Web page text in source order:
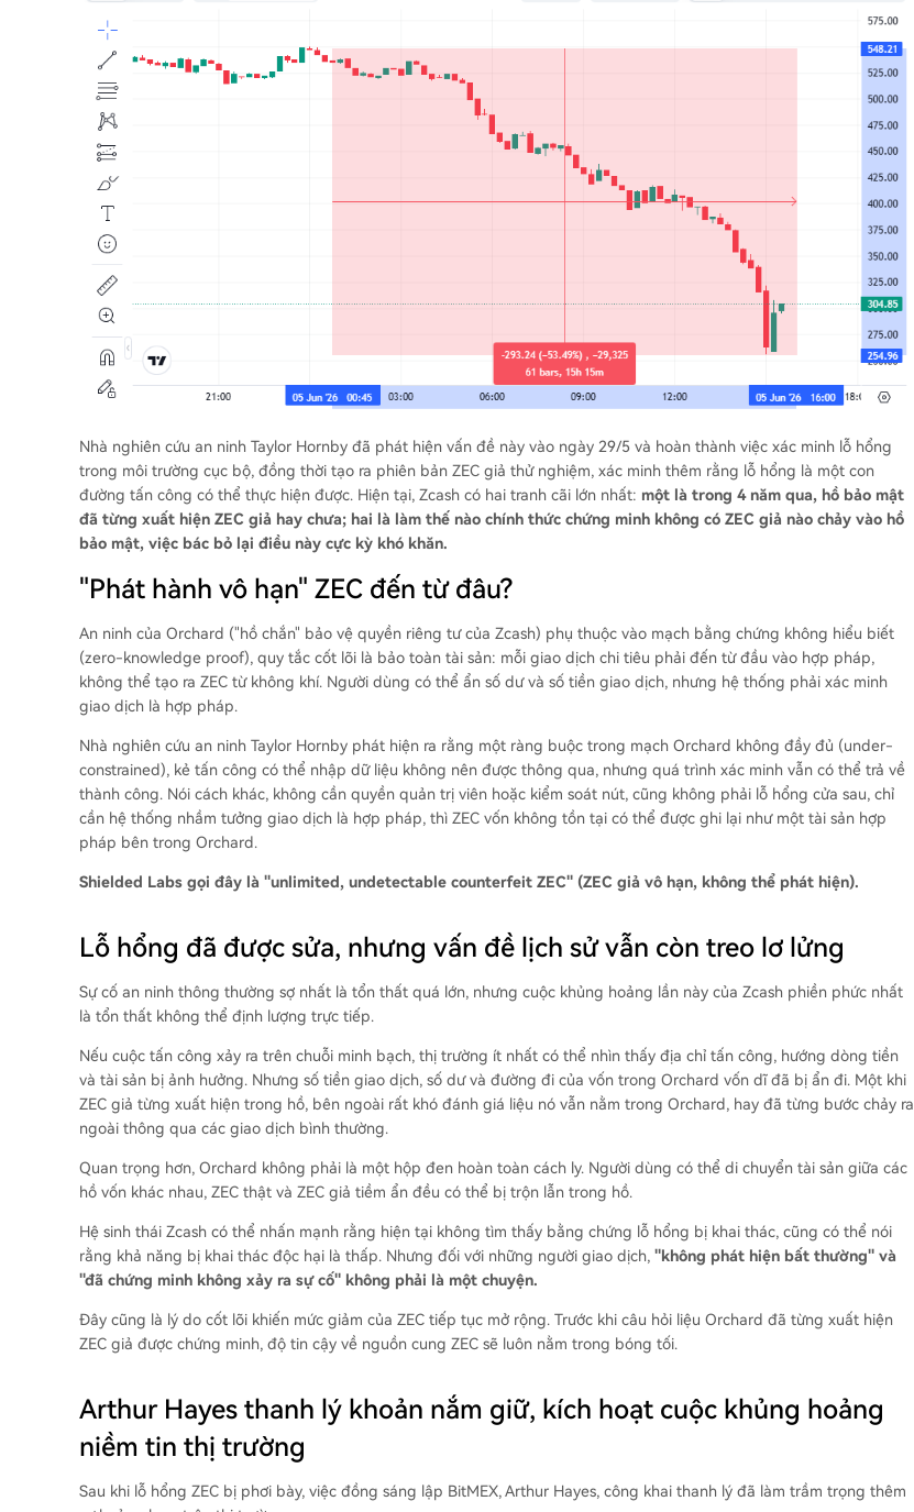
Nhà nghiên cứu an ninh Taylor Hornby đã phát hiện vấn đề này vào ngày 29/5 và hoàn thành việc xác minh lỗ hổng
trong môi trường cục bộ, đồng thời tạo ra phiên bản ZEC giả thử nghiệm, xác minh thêm rằng lỗ hổng là một con
đường tấn công có thể thực hiện được. Hiện tại, Zcash có hai tranh cãi lớn nhất: một là trong 4 năm qua, hồ bảo mật
đã từng xuất hiện ZEC giả hay chưa; hai là làm thế nào chính thức chứng minh không có ZEC giả nào chảy vào hồ
bảo mật, việc bác bỏ lại điều này cực kỳ khó khăn.
"Phát hành vô hạn" ZEC đến từ đâu?
An ninh của Orchard ("hồ chắn" bảo vệ quyền riêng tư của Zcash) phụ thuộc vào mạch bằng chứng không hiểu biết
(zero-knowledge proof), quy tắc cốt lõi là bảo toàn tài sản: mỗi giao dịch chi tiêu phải đến từ đầu vào hợp pháp,
không thể tạo ra ZEC từ không khí. Người dùng có thể ẩn số dư và số tiền giao dịch, nhưng hệ thống phải xác minh
giao dịch là hợp pháp.
Nhà nghiên cứu an ninh Taylor Hornby phát hiện ra rằng một ràng buộc trong mạch Orchard không đầy đủ (under-
constrained), kẻ tấn công có thể nhập dữ liệu không nên được thông qua, nhưng quá trình xác minh vẫn có thể trả về
thành công. Nói cách khác, không cần quyền quản trị viên hoặc kiểm soát nút, cũng không phải lỗ hổng cửa sau, chỉ
cần hệ thống nhầm tưởng giao dịch là hợp pháp, thì ZEC vốn không tồn tại có thể được ghi lại như một tài sản hợp
pháp bên trong Orchard.
Shielded Labs gọi đây là "unlimited, undetectable counterfeit ZEC" (ZEC giả vô hạn, không thể phát hiện).
Lỗ hổng đã được sửa, nhưng vấn đề lịch sử vẫn còn treo lơ lửng
Sự cố an ninh thông thường sợ nhất là tổn thất quá lớn, nhưng cuộc khủng hoảng lần này của Zcash phiền phức nhất
là tổn thất không thể định lượng trực tiếp.
Nếu cuộc tấn công xảy ra trên chuỗi minh bạch, thị trường ít nhất có thể nhìn thấy địa chỉ tấn công, hướng dòng tiền
và tài sản bị ảnh hưởng. Nhưng số tiền giao dịch, số dư và đường đi của vốn trong Orchard vốn dĩ đã bị ẩn đi. Một khi
ZEC giả từng xuất hiện trong hồ, bên ngoài rất khó đánh giá liệu nó vẫn nằm trong Orchard, hay đã từng bước chảy ra
ngoài thông qua các giao dịch bình thường.
Quan trọng hơn, Orchard không phải là một hộp đen hoàn toàn cách ly. Người dùng có thể di chuyển tài sản giữa các
hồ vốn khác nhau, ZEC thật và ZEC giả tiềm ẩn đều có thể bị trộn lẫn trong hồ.
Hệ sinh thái Zcash có thể nhấn mạnh rằng hiện tại không tìm thấy bằng chứng lỗ hổng bị khai thác, cũng có thể nói
rằng khả năng bị khai thác độc hại là thấp. Nhưng đối với những người giao dịch, "không phát hiện bất thường" và
"đã chứng minh không xảy ra sự cố" không phải là một chuyện.
Đây cũng là lý do cốt lõi khiến mức giảm của ZEC tiếp tục mở rộng. Trước khi câu hỏi liệu Orchard đã từng xuất hiện
ZEC giả được chứng minh, độ tin cậy về nguồn cung ZEC sẽ luôn nằm trong bóng tối.
Arthur Hayes thanh lý khoản nắm giữ, kích hoạt cuộc khủng hoảng
niềm tin thị trường
Sau khi lỗ hổng ZEC bị phơi bày, việc đồng sáng lập BitMEX, Arthur Hayes, công khai thanh lý đã làm trầm trọng thêm